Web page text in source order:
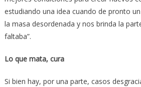
estudiando una idea cuando de pronto
la masa desordenada y nos brinda la
faltaba”.
Lo que mata, cura
Si bien hay, por una parte, casos